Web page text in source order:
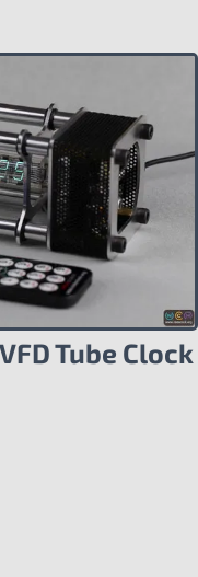
Tube Clock